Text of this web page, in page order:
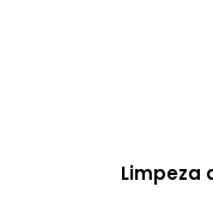
Limpeza